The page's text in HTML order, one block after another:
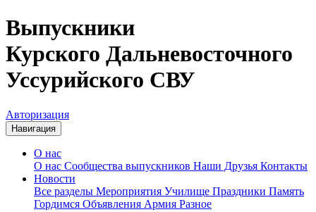
Выпускники
Курского Дальневосточного
Уссурийского СВУ
Авторизация
Навигация
О нас
О нас Сообщества выпускников Наши Друзья Контакты
Новости
Все разделы Мероприятия Училище Праздники Память
Гордимся Объявления Армия Разное